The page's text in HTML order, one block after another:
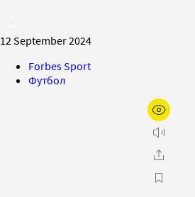
12 September 2024
Forbes Sport
Футбол